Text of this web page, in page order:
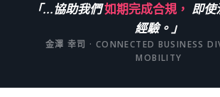
「...協助我們如期完成合規， 即使
經驗。」
金澤 幸司 · CONNECTED BUSINESS
MOBILITY